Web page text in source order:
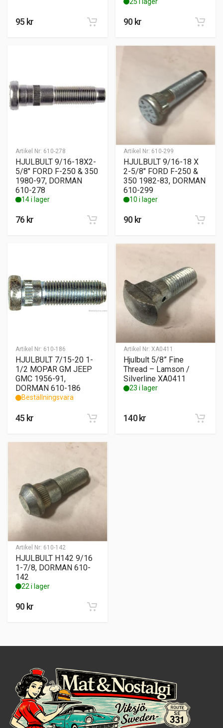
95 kr 90 kr
Artikel Nr: 610-278
HJULBULT 9/16-18X2-
5/8″ FORD F-250 & 350
1980-97, DORMAN
610-278
14 i lager
76 kr
Artikel Nr: 610-299
HJULBULT 9/16-18 X
2-5/8″ FORD F-250 &
350 1982-83, DORMAN
610-299
10 i lager
90 kr
Artikel Nr: 610-186
HJULBULT 7/15-20 1-
1/2 MOPAR GM JEEP
GMC 1956-91,
DORMAN 610-186
Beställningsvara
45 kr
Artikel Nr: XA0411
Hjulbult 5/8” Fine
Thread – Lamson /
Silverline XA0411
23 i lager
140kr
Artikel Nr: 610-142
HJULBULT H142 9/16
1-7/8, DORMAN 610-
142
22 i lager
90kr